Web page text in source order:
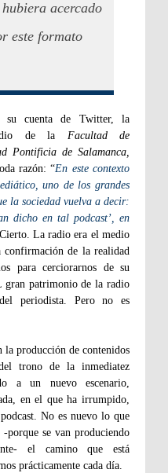
acercado
este formato
su cuenta de Twitter, la
de la Facultad de
Pontificia de Salamanca,
razón: “En este contexto
uno de los grandes
la sociedad vuelva a decir:
dicho en tal podcast’, en
La radio era el medio
confirmación de la realidad
para cerciorarnos de su
gran patrimonio de la radio
periodista. Pero no es
la producción de contenidos
trono de la inmediatez
a un nuevo escenario,
en el que ha irrumpido,
No es nuevo lo que
porque se van produciendo
el camino que está
prácticamente cada día.